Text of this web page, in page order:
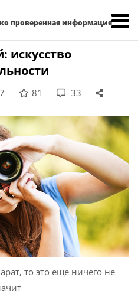
проверенная информация
искусство
81 33
то это еще ничего не